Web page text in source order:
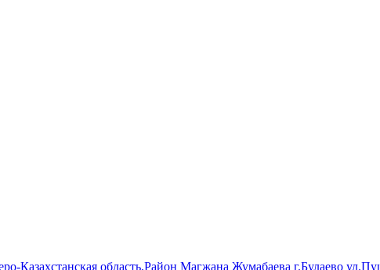
Казахстанская область,Район Магжана Жумабаева г.Булаево